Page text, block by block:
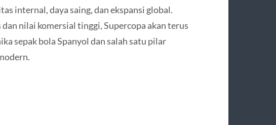
internal, daya saing, dan ekspansi global.
nilai komersial tinggi, Supercopa akan terus
sepak bola Spanyol dan salah satu pilar